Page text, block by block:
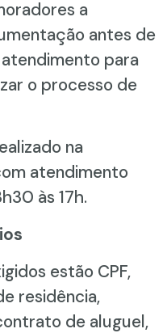
a
antes de
para
o processo de
na
atendimento
às 17h.
estão CPF,
residência,
de aluguel,